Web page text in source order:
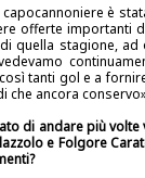
è
offerte importanti
quella stagione,
tanti gol e a
che ancora
di andare più
e Folgore